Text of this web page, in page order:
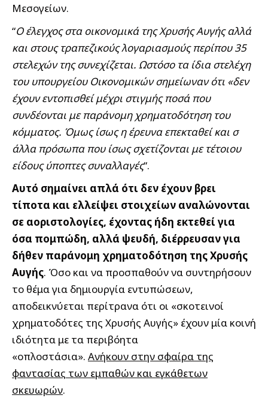
Μεσογείων.
“Ο έλεγχος στα οικονομικά της Χρυσής Αυγής αλλά
και στους τραπεζικούς λογαριασμούς περίπου 35
στελεχών της συνεχίζεται. Ωστόσο τα ίδια στελέχη
του υπουργείου Οικονομικών σημείωναν ότι «δεν
έχουν εντοπισθεί μέχρι στιγμής ποσά που
συνδέονται με παράνομη χρηματοδότηση του
κόμματος. Όμως ίσως η έρευνα επεκταθεί και σ
άλλα πρόσωπα που ίσως σχετίζονται με τέτοιου
είδους ύποπτες συναλλαγές“.
Αυτό σημαίνει απλά ότι δεν έχουν βρει
τίποτα και ελλείψει στοιχείων αναλώνονται
σε αοριστολογίες, έχοντας ήδη εκτεθεί για
όσα πομπώδη, αλλά ψευδή, διέρρευσαν για
δήθεν παράνομη χρηματοδότηση της Χρυσής
Αυγής. Όσο και να προσπαθούν να συντηρήσουν
το θέμα για δημιουργία εντυπώσεων,
αποδεικνύεται περίτρανα ότι οι «σκοτεινοί
χρηματοδότες της Χρυσής Αυγής» έχουν μία κοινή
ιδιότητα με τα περιβόητα
«οπλοστάσια». Ανήκουν στην σφαίρα της
φαντασίας των εμπαθών και εγκάθετων
σκευωρών.